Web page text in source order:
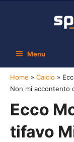
Menu
Home » Calcio »
Non mi accontento
Ecco
tifavo